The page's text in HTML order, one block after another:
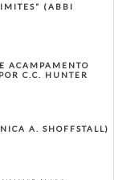
(ABBI
ACAMPAMENTO
C.C. HUNTER
A. SHOFFSTALL)